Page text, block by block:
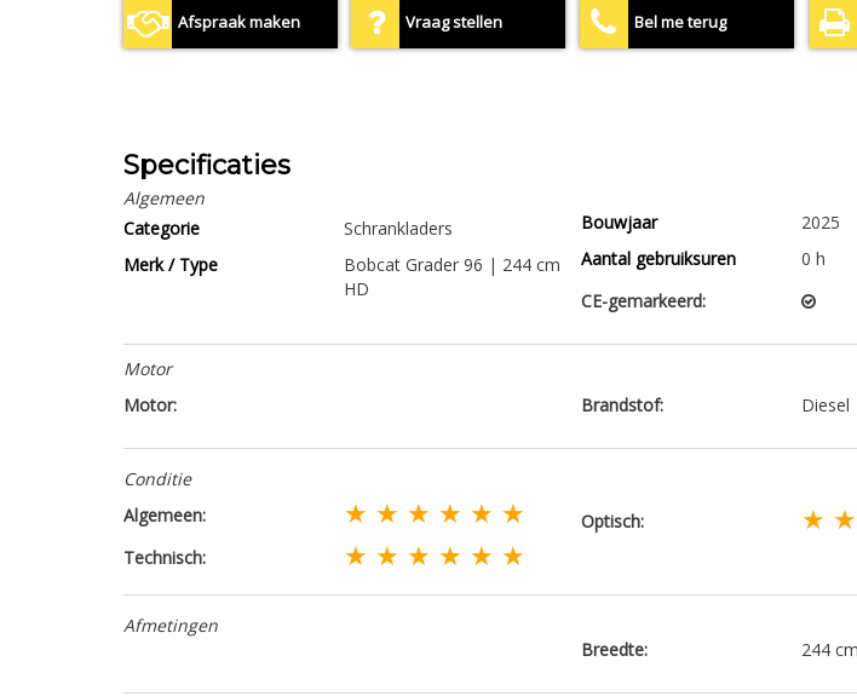
Afspraak maken Vraag stellen Bel me terug
Specificaties
Algemeen
Categorie
Schrankladers
Merk / Type
Bobcat Grader 96 | 244 cm
HD
Bouwjaar
2025
Aantal gebruiksuren
0 h
CE-gemarkeerd:
Motor
Motor:
Brandstof: Diesel
Conditie
Algemeen:
★ ★ ★ ★ ★ ★
Technisch: ★ ★ ★ ★ ★ ★
Optisch: ★
Afmetingen
Breedte:
244 cm